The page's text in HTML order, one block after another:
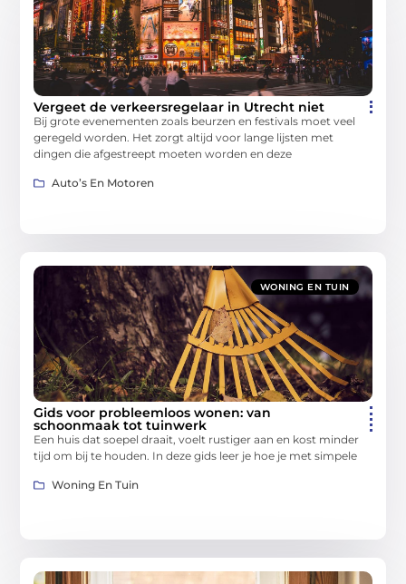
Vergeet de verkeersregelaar in Utrecht niet
Bij grote evenementen zoals beurzen en festivals moet veel
geregeld worden. Het zorgt altijd voor lange lijsten met
dingen die afgestreept moeten worden en deze
Auto’s En Motoren
WONING EN TUIN
Gids voor probleemloos wonen: van
schoonmaak tot tuinwerk
Een huis dat soepel draait, voelt rustiger aan en kost minder
tijd om bij te houden. In deze gids leer je hoe je met simpele
Woning En Tuin